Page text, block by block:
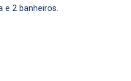
e 2 banheiros.